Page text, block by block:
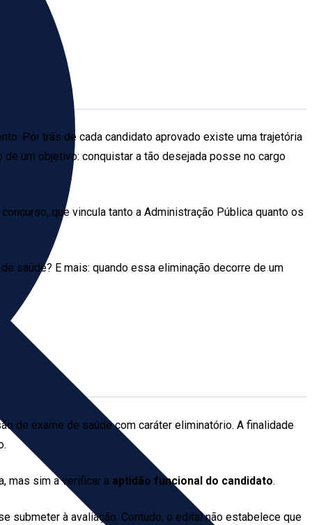
Por trás de cada candidato aprovado existe uma trajetória
um objetivo: conquistar a tão desejada posse no cargo
que vincula tanto a Administração Pública quanto os
saúde? E mais: quando essa eliminação decorre de um
de exame de saúde com caráter eliminatório. A finalidade
mas sim a verificar a aptidão funcional do candidato.
submeter à avaliação. Contudo, o edital não estabelece que